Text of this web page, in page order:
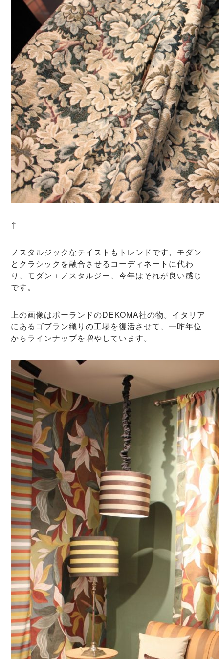
↑
ノスタルジックなテイストもトレンドです。モダン
とクラシックを融合させるコーディネートに代わ
り、モダン＋ノスタルジー、今年はそれが良い感じ
です。
上の画像はポーランドのDEKOMA社の物。イタリア
にあるゴブラン織りの工場を復活させて、一昨年位
からラインナップを増やしています。